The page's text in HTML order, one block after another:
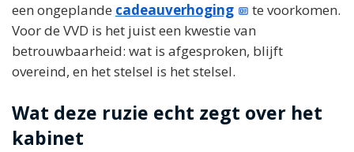
een ongeplande cadeauverhoging
te voorkomen.
Voor de VVD is het juist een kwestie van
betrouwbaarheid: wat is afgesproken, blijft
overeind, en het stelsel is het stelsel.
Wat deze ruzie echt zegt over het
kabinet